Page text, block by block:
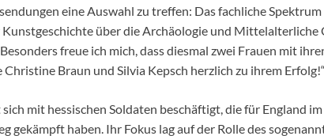
eine Auswahl zu treffen: Das fachliche
über die Archäologie und Mittelalterliche
freue ich mich, dass diesmal zwei Frauen mit
Christine Braun und Silvia Kepsch herzlich zu ihrem Erfolg!“
sich mit hessischen Soldaten beschäftigt, die für England
gekämpft haben. Ihr Fokus lag auf der Rolle des